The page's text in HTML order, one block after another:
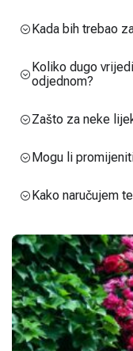
Kada bih trebao
Koliko dugo
odjednom?
Zašto za neke
Mogu li
Kako naručujem